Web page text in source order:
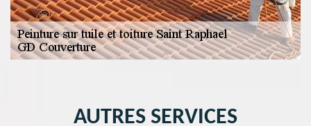
AUTRES SERVICES